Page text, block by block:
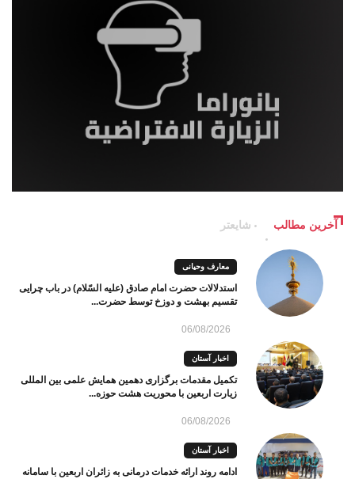
آخرین مطالب شایعتر
معارف وحیانی
استدلالات حضرت امام صادق (علیه السّلام) در باب چرایی
تقسیم بهشت و دوزخ توسط حضرت...
06/08/2026
اخبار آستان
تکمیل مقدمات برگزاری دهمین همایش علمی بین المللی
زیارت اربعین با محوریت هشت حوزه...
06/08/2026
اخبار آستان
ادامه روند ارائه خدمات درمانی به زائران اربعین با سامانه